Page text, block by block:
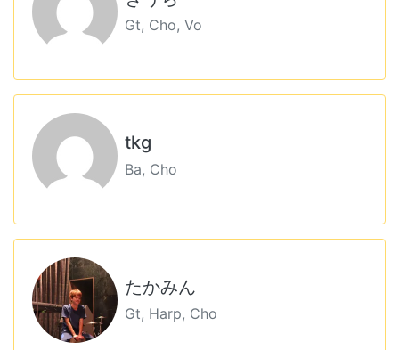
Gt, Cho, Vo
tkg
Ba, Cho
たかみん
Gt, Harp, Cho